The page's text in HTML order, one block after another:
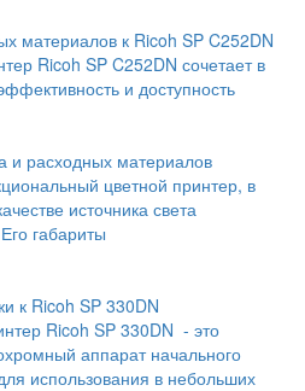
материалов к Ricoh SP C252DN
Ricoh SP C252DN сочетает в
и доступность
и расходных материалов
цветной принтер, в
источника света
габариты
к Ricoh SP 330DN
Ricoh SP 330DN - это
аппарат начального
использования в небольших